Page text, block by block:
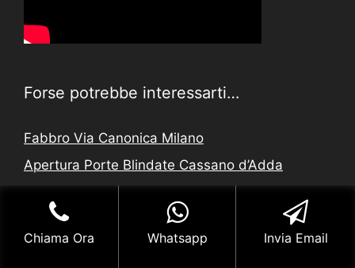
Forse potrebbe interessarti…
Fabbro Via Canonica Milano
Apertura Porte Blindate Cassano d’Adda
Aperture Giudiziarie Quartiere Varesina Milano
Fabbro Economico Calvairate Milano
Chiama Ora Whatsapp Invia Email